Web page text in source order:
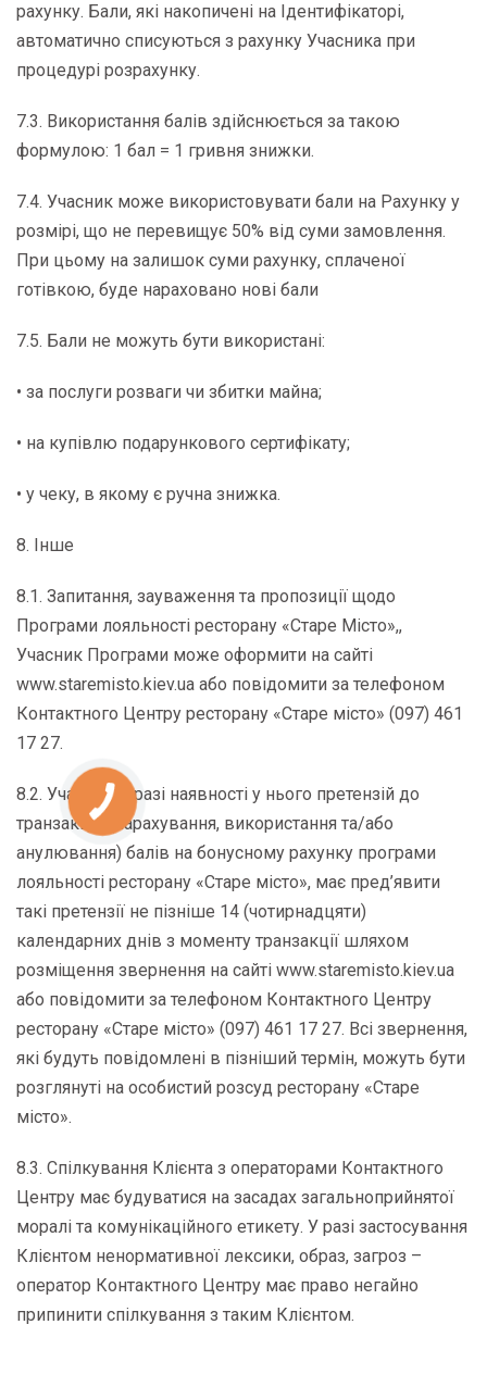
рахунку. Бали, які накопичені на Ідентифікаторі,
автоматично списуються з рахунку Учасника при
процедурі розрахунку.
7.3. Використання балів здійснюється за такою
формулою: 1 бал = 1 гривня знижки.
7.4. Учасник може використовувати бали на Рахунку у
розмірі, що не перевищує 50% від суми замовлення.
При цьому на залишок суми рахунку, сплаченої
готівкою, буде нараховано нові бали
7.5. Бали не можуть бути використані:
• за послуги розваги чи збитки майна;
• на купівлю подарункового сертифікату;
• у чеку, в якому є ручна знижка.
8. Інше
8.1. Запитання, зауваження та пропозиції щодо
Програми лояльності ресторану «Старе Місто»,,
Учасник Програми може оформити на сайті
www.staremisto.kiev.ua або повідомити за телефоном
Контактного Центру ресторану «Старе місто» (097) 461
17 27.
8.2. Учасник, у разі наявності у нього претензій до
транзакцій (нарахування, використання та/або
анулювання) балів на бонусному рахунку програми
лояльності ресторану «Старе місто», має пред’явити
такі претензії не пізніше 14 (чотирнадцяти)
календарних днів з моменту транзакції шляхом
розміщення звернення на сайті www.staremisto.kiev.ua
або повідомити за телефоном Контактного Центру
ресторану «Старе місто» (097) 461 17 27. Всі звернення,
які будуть повідомлені в пізніший термін, можуть бути
розглянуті на особистий розсуд ресторану «Старе
місто».
8.3. Спілкування Клієнта з операторами Контактного
Центру має будуватися на засадах загальноприйнятої
моралі та комунікаційного етикету. У разі застосування
Клієнтом ненормативної лексики, образ, загроз –
оператор Контактного Центру має право негайно
припинити спілкування з таким Клієнтом.